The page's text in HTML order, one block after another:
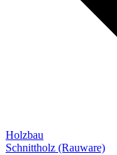
Holzbau
Schnittholz (Rauware)